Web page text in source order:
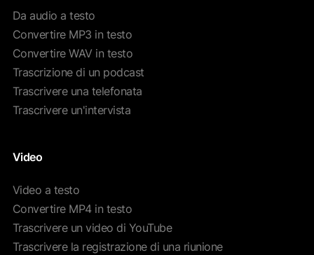
Da audio a testo
Convertire MP3 in testo
Convertire WAV in testo
Trascrizione di un podcast
Trascrivere una telefonata
Trascrivere un'intervista
Video
Video a testo
Convertire MP4 in testo
Trascrivere un video di YouTube
Trascrivere la registrazione di una riunione